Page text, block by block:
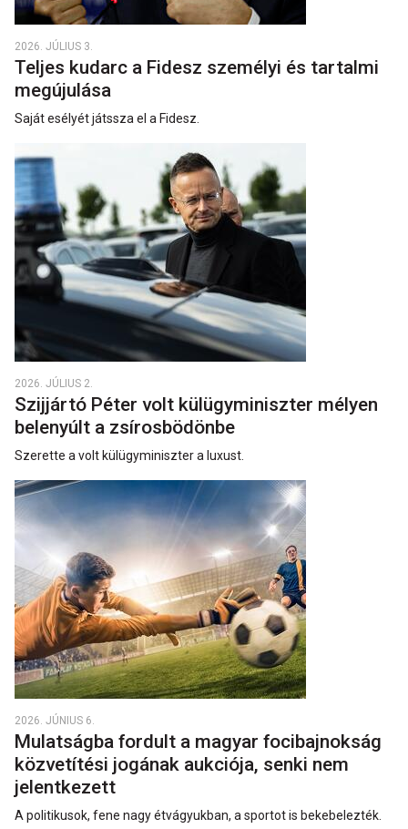
2026. JÚLIUS 3.
Teljes kudarc a Fidesz személyi és tartalmi
megújulása
Saját esélyét játssza el a Fidesz.
2026. JÚLIUS 2.
Szijjártó Péter volt külügyminiszter mélyen
belenyúlt a zsírosbödönbe
Szerette a volt külügyminiszter a luxust.
2026. JÚNIUS 6.
Mulatságba fordult a magyar focibajnokság
közvetítési jogának aukciója, senki nem
jelentkezett
A politikusok, fene nagy étvágyukban, a sportot is bekebelezték.